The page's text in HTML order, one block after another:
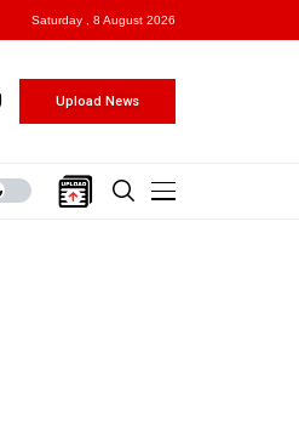
Saturday , 8 August 2026
Upload News